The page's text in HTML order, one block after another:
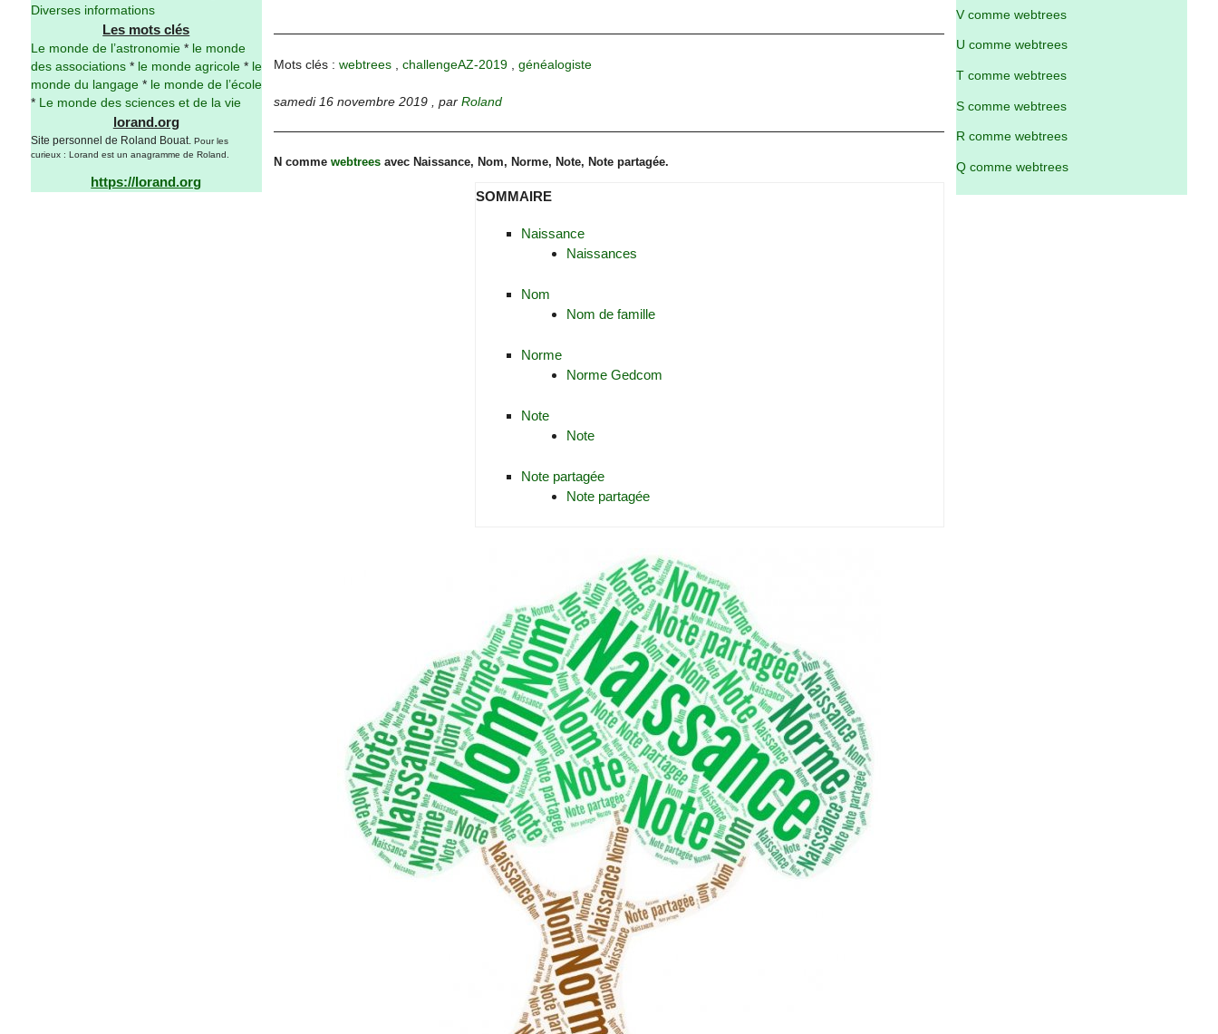
Diverses informations
Les mots clés
Le monde de l’astronomie* le monde
des associations* le monde agricole* le
monde du langage* le monde de l’école
*
Le monde des sciences et de la vie
lorand.org
Site personnel de Roland Bouat. Pour les
curieux : Lorand est un anagramme de Roland.
https://lorand.org
Mots clés : webtrees, challengeAZ-2019, généalogiste
samedi 16 novembre 2019 par Roland
N comme webtreesavec Naissance, Nom, Norme, Note, Note partagée.
SOMMAIRE
Naissance
Naissances
Nom
Nom de famille
Norme
Norme Gedcom
Note
Note
Note partagée
Note partagée
V comme webtrees
U comme webtrees
T comme webtrees
S comme webtrees
R comme webtrees
Q comme webtrees